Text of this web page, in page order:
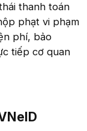
thanh toán
phạt vi phạm
phí, bảo
tiếp cơ quan